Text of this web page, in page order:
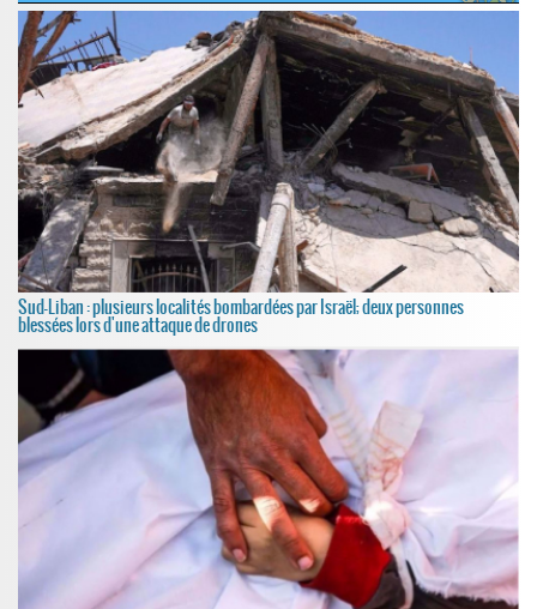
Sud-Liban : plusieurs localités bombardées par Israël; deux personnes
blessées lors d'une attaque de drones